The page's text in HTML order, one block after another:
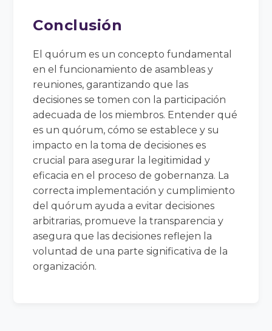
Conclusión
El quórum es un concepto fundamental
en el funcionamiento de asambleas y
reuniones, garantizando que las
decisiones se tomen con la participación
adecuada de los miembros. Entender qué
es un quórum, cómo se establece y su
impacto en la toma de decisiones es
crucial para asegurar la legitimidad y
eficacia en el proceso de gobernanza. La
correcta implementación y cumplimiento
del quórum ayuda a evitar decisiones
arbitrarias, promueve la transparencia y
asegura que las decisiones reflejen la
voluntad de una parte significativa de la
organización.